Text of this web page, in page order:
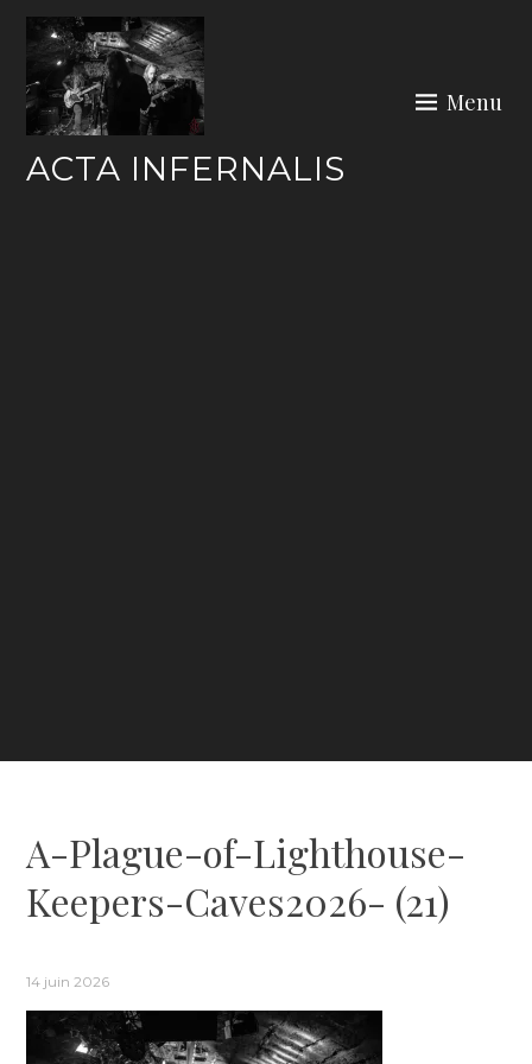
Skip
content
ACTA INFERNALIS
Menu
A-Plague-of-Lighthouse-
Keepers-Caves2026- (21)
14 juin 2026